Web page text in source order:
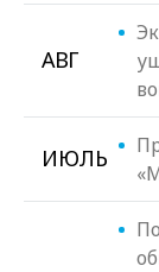
АВГ
ИЮЛЬ